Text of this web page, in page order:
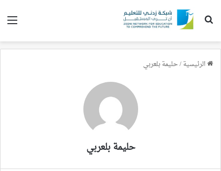
بحث عن
الرئيسية/حليمة بلعربي
حليمة بلعربي